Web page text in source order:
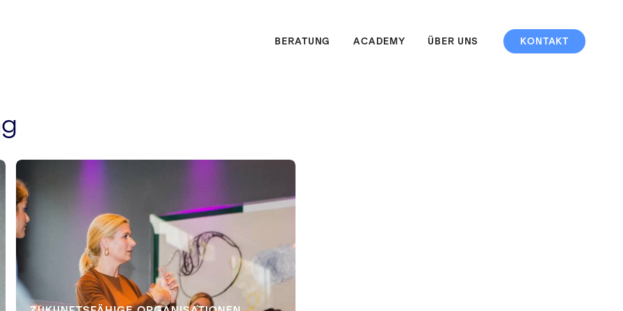
BERATUNG ACADEMY ÜBER UNS KONTAKT